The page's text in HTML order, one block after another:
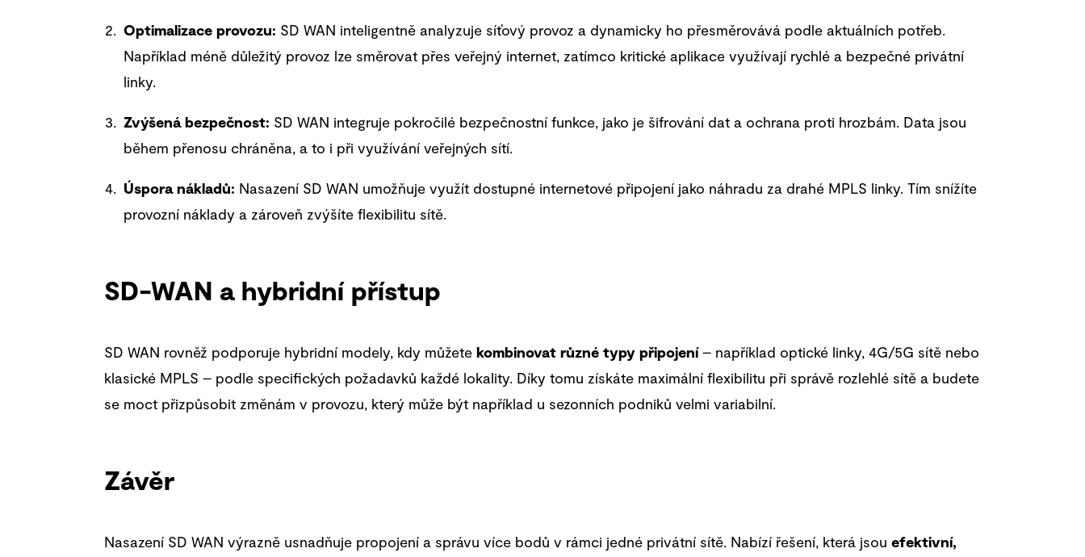
Optimalizace provozu: SD WAN inteligentně analyzuje síťový provoz a dynamicky ho přesměrovává podle aktuálních potřeb.
Například méně důležitý provoz lze směrovat přes veřejný internet, zatímco kritické aplikace využívají rychlé a bezpečné privátní
linky.
Zvýšená bezpečnost: SD WAN integruje pokročilé bezpečnostní funkce, jako je šifrování dat a ochrana proti hrozbám. Data jsou
během přenosu chráněna, a to i při využívání veřejných sítí.
Úspora nákladů: Nasazení SD WAN umožňuje využít dostupné internetové připojení jako náhradu za drahé MPLS linky. Tím snížíte
provozní náklady a zároveň zvýšíte flexibilitu sítě.
SD-WAN a hybridní přístup
SD WAN rovněž podporuje hybridní modely, kdy můžete kombinovat různé typy připojení– například optické linky, 4G/5G sítě nebo
klasické MPLS – podle specifických požadavků každé lokality. Díky tomu získáte maximální flexibilitu při správě rozlehlé sítě a budete
se moct přizpůsobit změnám v provozu, který může být například u sezonních podniků velmi variabilní.
Závěr
Nasazení SD WAN výrazně usnadňuje propojení a správu více bodů v rámci jedné privátní sítě. Nabízí řešení, která jsou efektivní,